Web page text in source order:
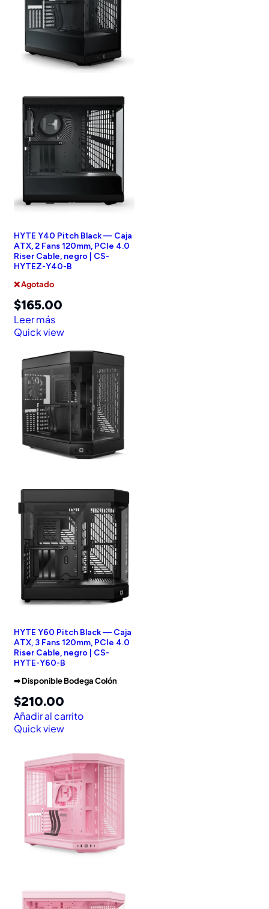
HYTE Y40 Pitch Black — Caja
ATX, 2 Fans 120mm, PCIe 4.0
Riser Cable, negro | CS-
HYTEZ-Y40-B
❌ Agotado
$165.00
Leer más
Quick view
HYTE Y60 Pitch Black — Caja
ATX, 3 Fans 120mm, PCIe 4.0
Riser Cable, negro | CS-
HYTE-Y60-B
➡︎ Disponible Bodega Colón
$210.00
Añadir al carrito
Quick view